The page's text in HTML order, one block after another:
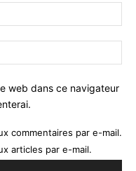
web dans ce navigateur
commentaires par e-mail.
articles par e-mail.